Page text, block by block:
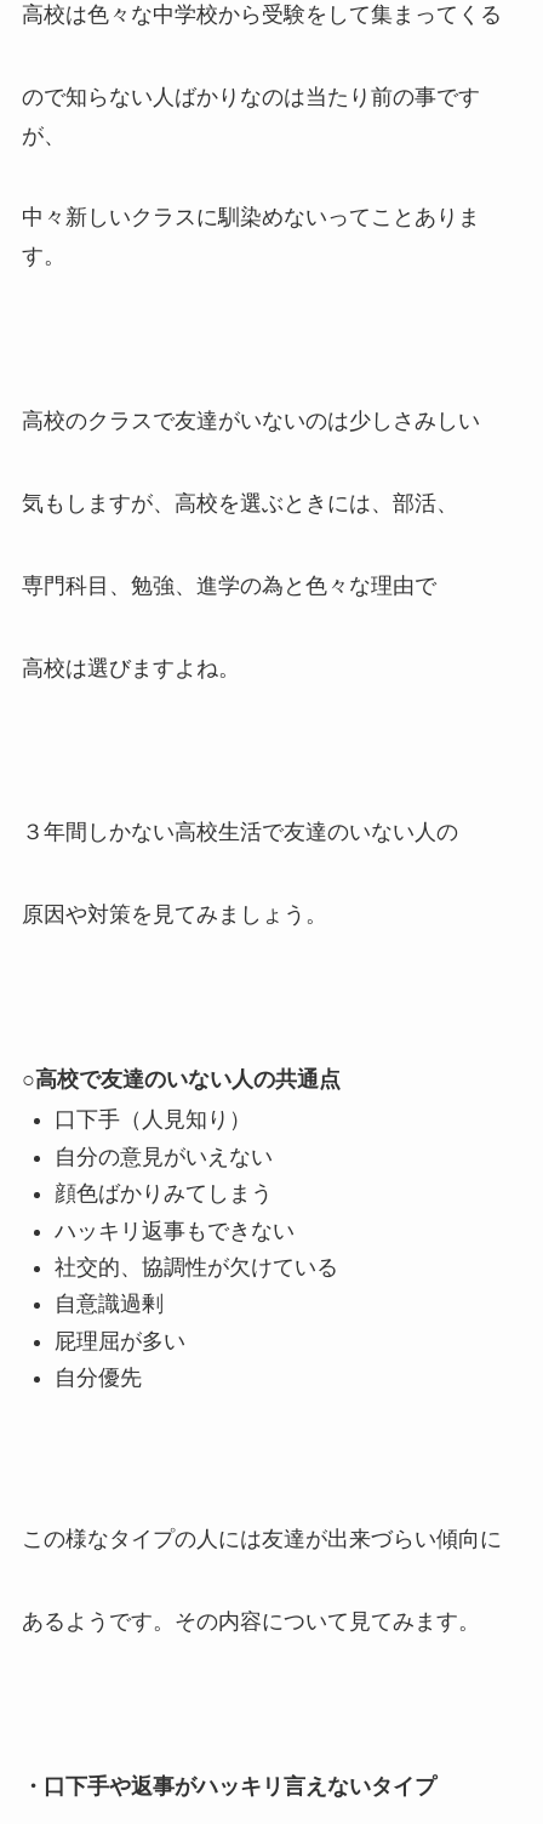
高校は色々な中学校から受験をして集まってくる
ので知らない人ばかりなのは当たり前の事です
が、
中々新しいクラスに馴染めないってことありま
す。
高校のクラスで友達がいないのは少しさみしい
気もしますが、高校を選ぶときには、部活、
専門科目、勉強、進学の為と色々な理由で
高校は選びますよね。
３年間しかない高校生活で友達のいない人の
原因や対策を見てみましょう。
○高校で友達のいない人の共通点
口下手（人見知り）
自分の意見がいえない
顔色ばかりみてしまう
ハッキリ返事もできない
社交的、協調性が欠けている
自意識過剰
屁理屈が多い
自分優先
この様なタイプの人には友達が出来づらい傾向に
あるようです。その内容について見てみます。
・口下手や返事がハッキリ言えないタイプ